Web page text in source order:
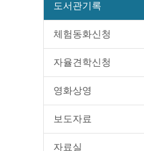
도서관기록
체험동화신청
자율견학신청
영화상영
보도자료
자료실